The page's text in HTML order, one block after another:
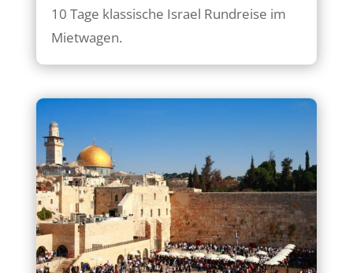
10 Tage klassische Israel Rundreise im
Mietwagen.